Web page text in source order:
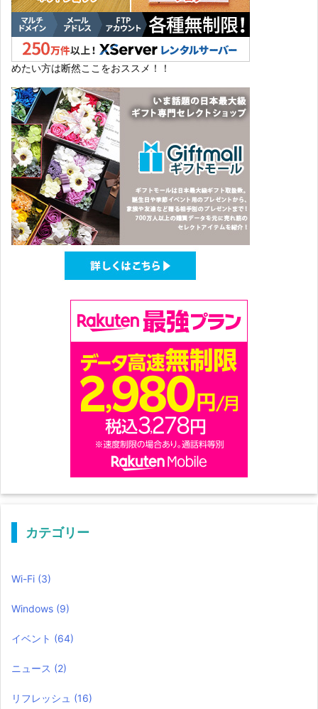
めたい方は断然ここをおススメ！！
カテゴリー
Wi-Fi (3)
Windows (9)
イベント (64)
ニュース (2)
リフレッシュ (16)